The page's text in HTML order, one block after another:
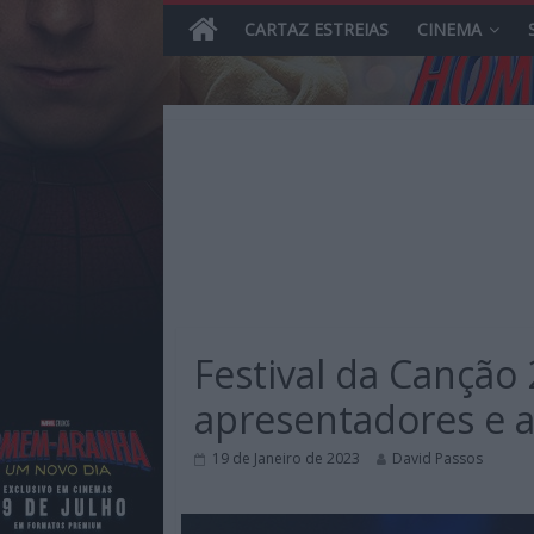
Reviews
sobre
CARTAZ ESTREIAS CINEMA
Festival da
apresentadores e
19 de Janeiro de 2023 David Passos